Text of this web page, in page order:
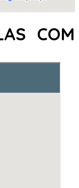
COM